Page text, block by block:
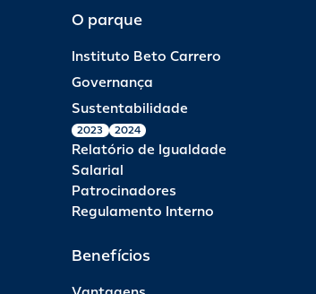
O parque
Instituto Beto Carrero
Governança
Sustentabilidade
2023 2024
Relatório de Igualdade
Salarial
Patrocinadores
Regulamento Interno
Benefícios